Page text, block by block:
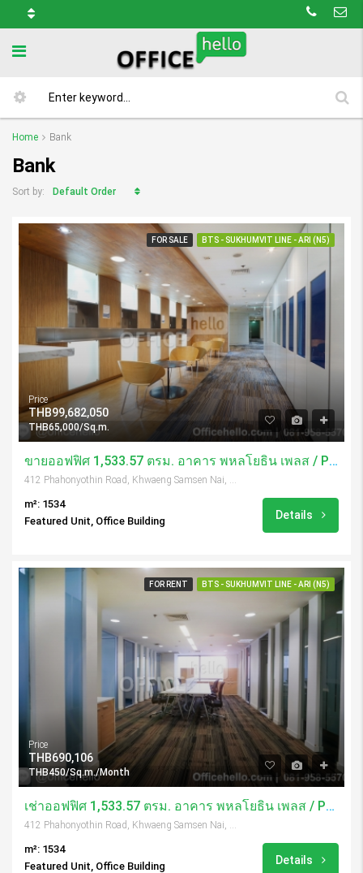
Home Bank
Bank
Sort by: Default Order
FOR SALE BTS - SUKHUMVIT LINE - ARI (N5)
Price
THB99,682,050
THB65,000/Sq.m.
ขายออฟฟิศ 1,533.57 ตรม. อาคาร พหลโยธิน เพลส / Phaholyothin Place
412 Phahonyothin Road, Khwaeng Samsen Nai, Khet Phaya Thai, Krung Thep Maha Nakhon 10400, Thailand
m²: 1534
Featured Unit, Office Building
Details
FOR RENT BTS - SUKHUMVIT LINE - ARI (N5)
Price
THB690,106
THB450/Sq.m./Month
เช่าออฟฟิศ 1,533.57 ตรม. อาคาร พหลโยธิน เพลส / Phaholyothin Place
m²: 1534
Featured Unit, Office Building
Details